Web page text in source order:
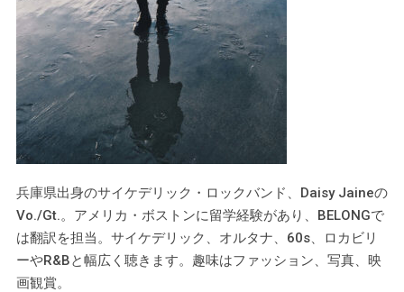
兵庫県出身のサイケデリック・ロックバンド、Daisy Jaineの
Vo./Gt.。アメリカ・ボストンに留学経験があり、BELONGで
は翻訳を担当。サイケデリック、オルタナ、60s、ロカビリ
ーやR&Bと幅広く聴きます。趣味はファッション、写真、映
画観賞。